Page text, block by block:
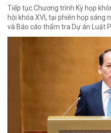
Tiếp tục Chương trình Kỳ họp
hội khóa XVI, tại phiên họp sáng
và Báo cáo thẩm tra Dự án Luật